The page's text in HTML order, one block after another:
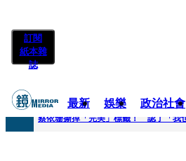
訂閱
紙本雜
誌
最新 娛樂 政治社會
快訊